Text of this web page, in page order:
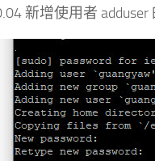
新增使用者 adduser